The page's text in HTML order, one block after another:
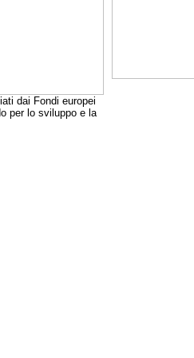
dai Fondi europei
per lo sviluppo e la